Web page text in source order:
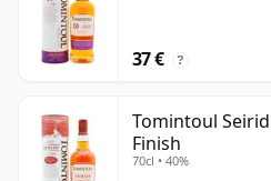
37 € ?
Tomintoul
Finish
70cl • 40%